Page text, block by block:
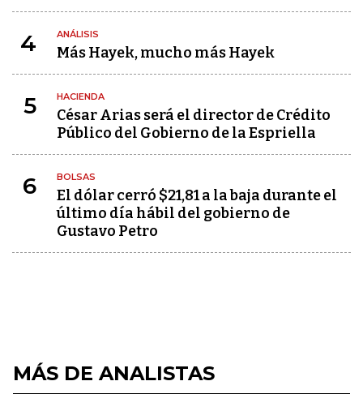
4 ANÁLISIS
Más Hayek, mucho más Hayek
5 HACIENDA
César Arias será el director de Crédito
Público del Gobierno de la Espriella
6 BOLSAS
El dólar cerró $21,81 a la baja durante el
último día hábil del gobierno de
Gustavo Petro
MÁS DE ANALISTAS